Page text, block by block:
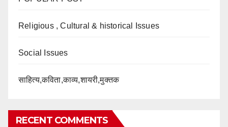
Religious , Cultural & historical Issues
Social Issues
साहित्य,कविता,काव्य,शायरी,मुक्तक
RECENT COMMENTS